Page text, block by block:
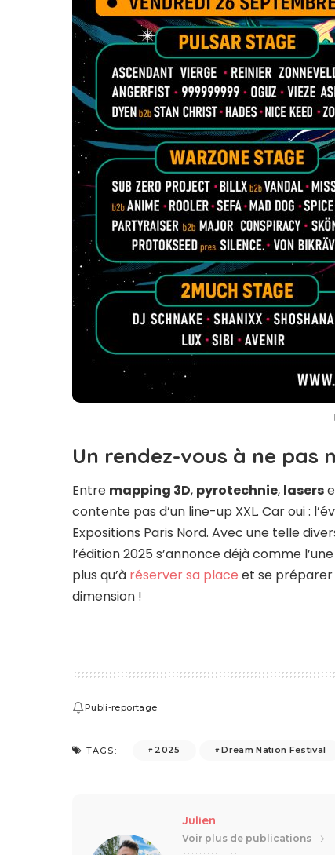
Un rendez-vous à ne pas
Entre mapping 3D, pyrotechnie, lasers
contente pas d’un line-up XXL. Car oui :
Expositions Paris Nord. Avec une telle
l’édition 2025 s’annonce déjà comme
plus qu’à réserver sa place et se préparer
dimension !
Publi-reportage
TAGS: 2025 Dream Nation Festival
Julien
Voir plus de publications